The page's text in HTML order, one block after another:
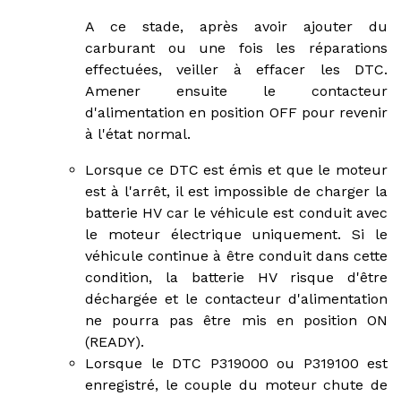
A ce stade, après avoir ajouter du
carburant ou une fois les réparations
effectuées, veiller à effacer les DTC.
Amener ensuite le contacteur
d'alimentation en position OFF pour revenir
à l'état normal.
Lorsque ce DTC est émis et que le moteur
est à l'arrêt, il est impossible de charger la
batterie HV car le véhicule est conduit avec
le moteur électrique uniquement. Si le
véhicule continue à être conduit dans cette
condition, la batterie HV risque d'être
déchargée et le contacteur d'alimentation
ne pourra pas être mis en position ON
(READY).
Lorsque le DTC P319000 ou P319100 est
enregistré, le couple du moteur chute de